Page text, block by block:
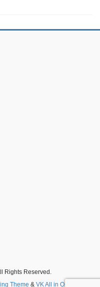
Rights Reserved.
Theme & VK All in One